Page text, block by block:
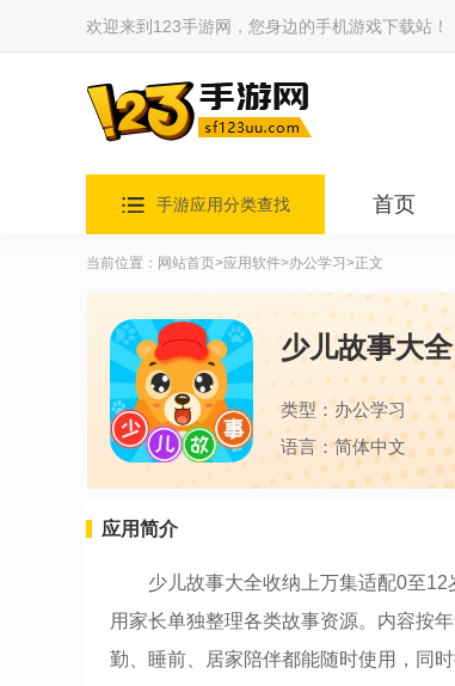
欢迎来到123手游网，您身边的手机游戏下载站！
手游应用分类查找 首页
当前位置： 网站首页>应用软件>办公学习 >正文
少儿故事大全
类型：办公学习
语言：简体中文
应用简介
少儿故事大全收纳上万集适配0至
用家长单独整理各类故事资源。内容按
勤、睡前、居家陪伴都能随时使用，同